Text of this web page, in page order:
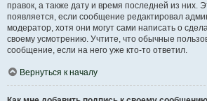
правок, а также дату и время последней из них.
появляется, если сообщение редактировал
модератор, хотя они могут сами написать о
своему усмотрению. Учтите, что обычные
сообщение, если на него уже кто-то ответил.
Вернуться к началу